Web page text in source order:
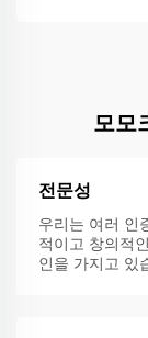
모모
전문성
우리는 여러 인
적이고 창의적
인을 가지고 있